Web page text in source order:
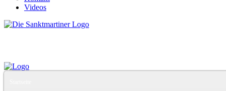
Videos